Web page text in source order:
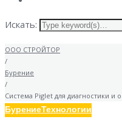
Искать:
ООО СТРОЙТОР
/
Бурение
/
Система Piglet для диагностики и
БурениеТехнологии